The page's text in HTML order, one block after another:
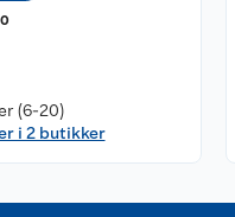
(6-20)
i 2 butikker